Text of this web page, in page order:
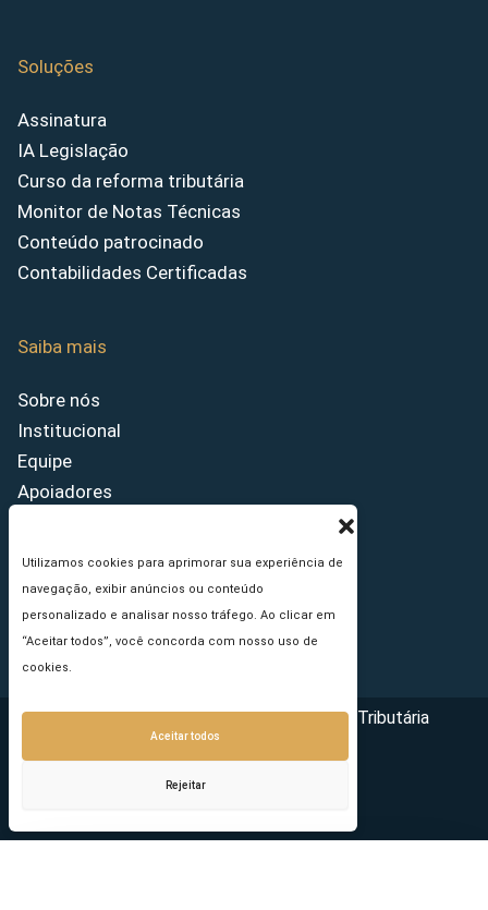
Utilizamos cookies para aprimorar sua experiência de
navegação, exibir anúncios ou conteúdo
personalizado e analisar nosso tráfego. Ao clicar em
“Aceitar todos”, você concorda com nosso uso de
cookies.
Aceitar todos
Rejeitar
Soluções
Assinatura
IA Legislação
Curso da reforma tributária
Monitor de Notas Técnicas
Conteúdo patrocinado
Contabilidades Certificadas
Saiba mais
Sobre nós
Institucional
Equipe
Apoiadores
Termos de uso
Política de privacidade
Princípios Editoriais
Copyright © 2026 - Portal da Reforma Tributária